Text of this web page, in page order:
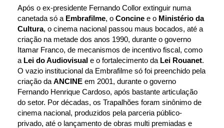
Após o ex-presidente Fernando Collor extinguir numa
canetada só a Embrafilme, o Concine e o Ministério da
Cultura, o cinema nacional passou maus bocados, até a
criação na metade dos anos 1990, durante o governo
Itamar Franco, de mecanismos de incentivo fiscal, como
a Lei do Audiovisual e o fortalecimento da Lei Rouanet.
O vazio institucional da Embrafilme só foi preenchido pela
criação da ANCINE em 2001, durante o governo
Fernando Henrique Cardoso, após bastante articulação
do setor. Por décadas, os Trapalhões foram sinônimo de
cinema nacional, produzidos pela parceria público-
privado, até o lançamento de obras multi premiadas e